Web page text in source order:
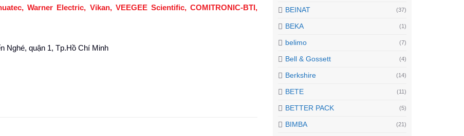
BEINAT (37)
BEKA (1)
belimo (7)
Bell & Gossett (4)
Berkshire (14)
BETE (11)
BETTER PACK (5)
BIMBA (21)
Warner Electric, Vikan, VEEGEE Scientific, COMITRONIC-BTI,
Nghé, quận 1, Tp.Hồ Chí Minh